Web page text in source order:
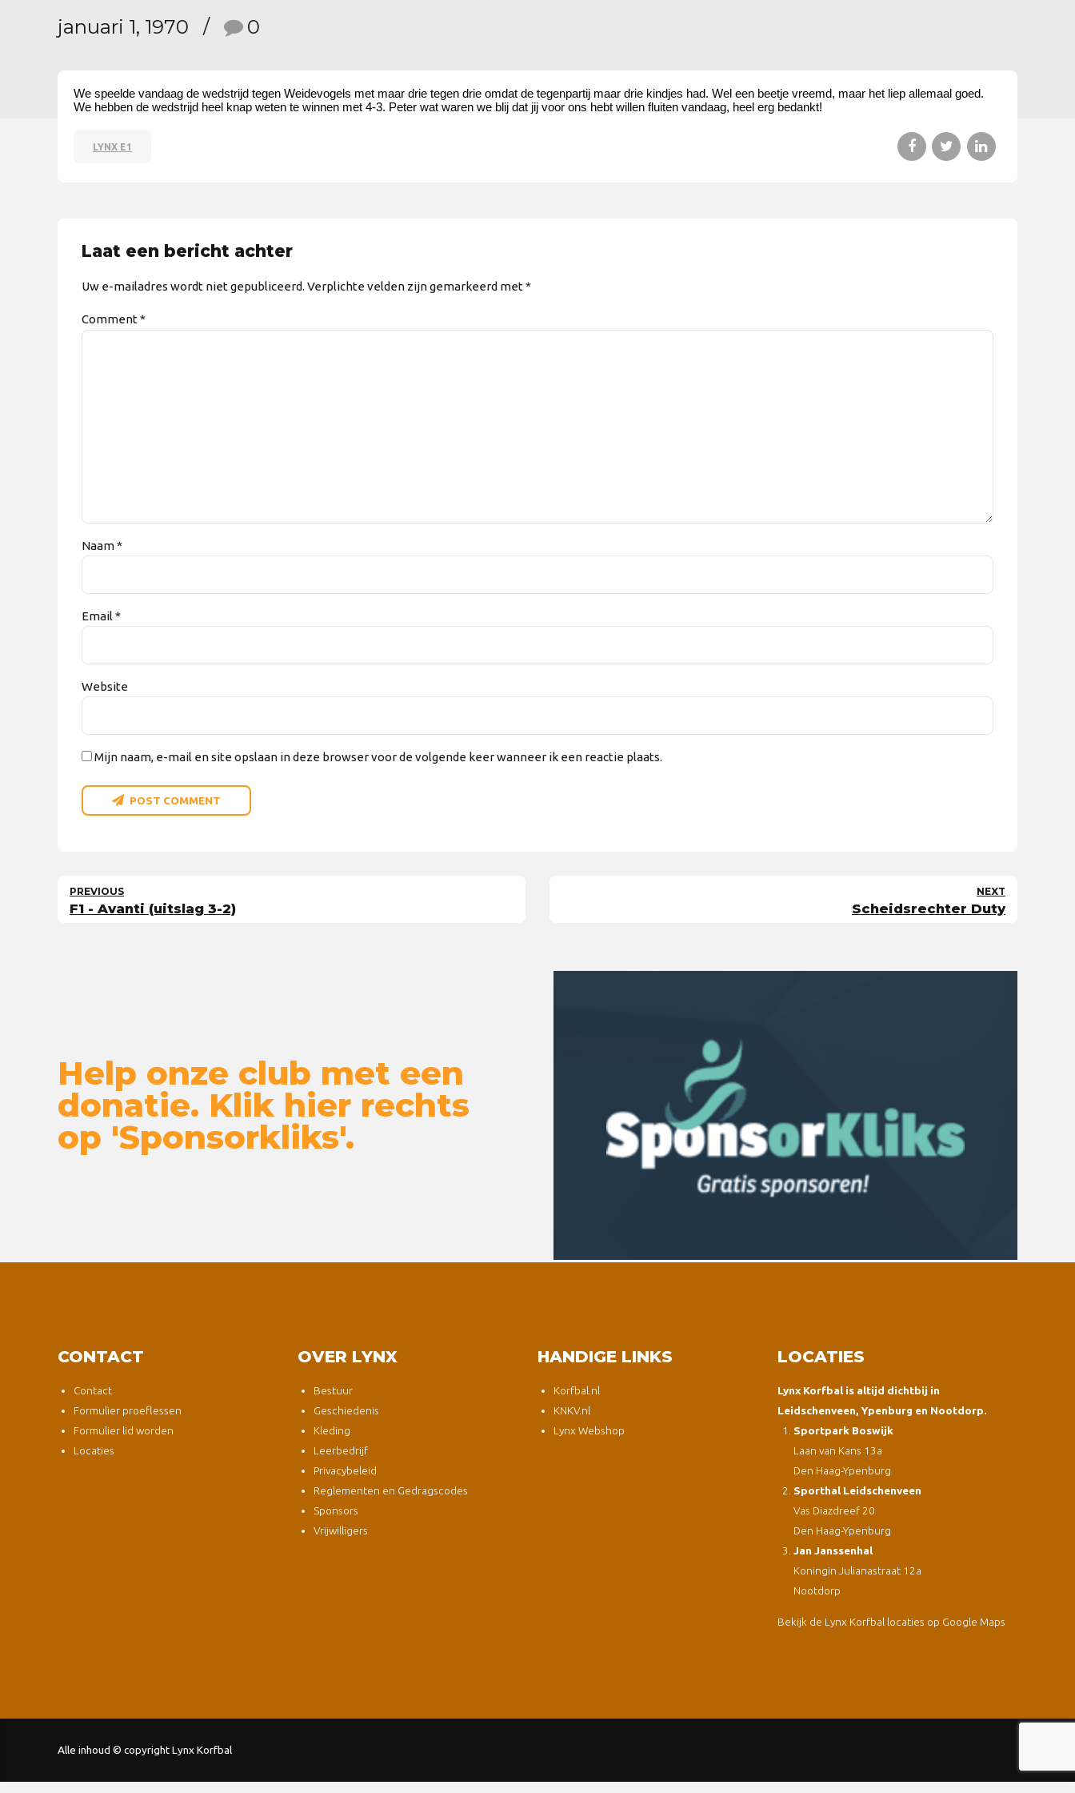
januari 1, 1970 0
We speelde vandaag de wedstrijd tegen Weidevogels met maar drie tegen drie omdat de tegenpartij maar drie kindjes had. Wel een beetje vreemd, maar het liep allemaal goed.
We hebben de wedstrijd heel knap weten te winnen met 4-3. Peter wat waren we blij dat jij voor ons hebt willen fluiten vandaag, heel erg bedankt!
LYNX E1
Laat een bericht achter
Uw e-mailadres wordt niet gepubliceerd. Verplichte velden zijn gemarkeerd met *
Comment*
Naam *
Email *
Website
Mijn naam, e-mail en site opslaan in deze browser voor de volgende keer wanneer ik een reactie plaats.
POST COMMENT
PREVIOUS
F1 - Avanti (uitslag 3-2)
NEXT
Scheidsrechter Duty
Help onze club met een
donatie. Klik hier rechts
op 'Sponsorkliks'.
CONTACT
Contact
Formulier proeflessen
Formulier lid worden
Locaties
OVER LYNX
Bestuur
Geschiedenis
Kleding
Leerbedrijf
Privacybeleid
Reglementen en Gedragscodes
Sponsors
Vrijwilligers
HANDIGE LINKS
Korfbal.nl
KNKV.nl
Lynx Webshop
LOCATIES
Lynx Korfbal is altijd dichtbij in
Leidschenveen, Ypenburg en Nootdorp.
Sportpark Boswijk
Laan van Kans 13a
Den Haag-Ypenburg
Sporthal Leidschenveen
Vas Diazdreef 20
Den Haag-Ypenburg
Jan Janssenhal
Koningin Julianastraat 12a
Nootdorp
Bekijk de Lynx Korfbal locaties op Google Maps
Alle inhoud © copyright Lynx Korfbal